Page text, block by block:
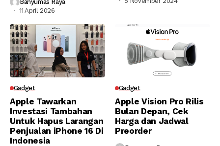
Banyumas Raya
11 April 2026
Gadget
Apple Tawarkan
Investasi Tambahan
Untuk Hapus Larangan
Penjualan iPhone 16 Di
Indonesia
Gadget
Apple Vision Pro Rilis
Bulan Depan, Cek
Harga dan Jadwal
Preorder